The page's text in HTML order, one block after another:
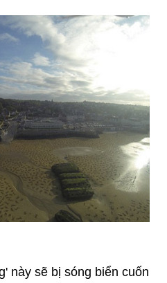
này sẽ bị sóng biển cuốn